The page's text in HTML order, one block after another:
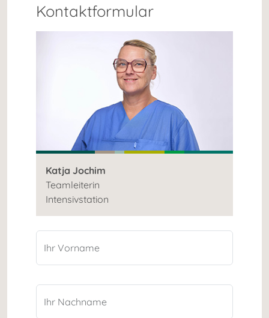
Kontaktformular
Katja Jochim
Teamleiterin
Intensivstation
Ihr Vorname
Ihr Nachname